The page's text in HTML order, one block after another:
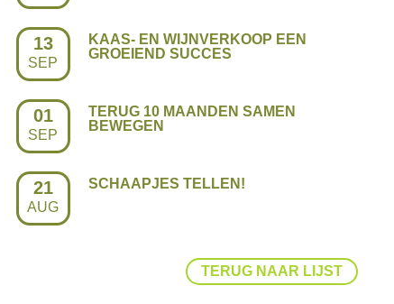
13
SEP
KAAS- EN WIJNVERKOOP EEN
GROEIEND SUCCES
01
SEP
TERUG 10 MAANDEN SAMEN
BEWEGEN
21
AUG
SCHAAPJES TELLEN!
TERUG NAAR LIJST